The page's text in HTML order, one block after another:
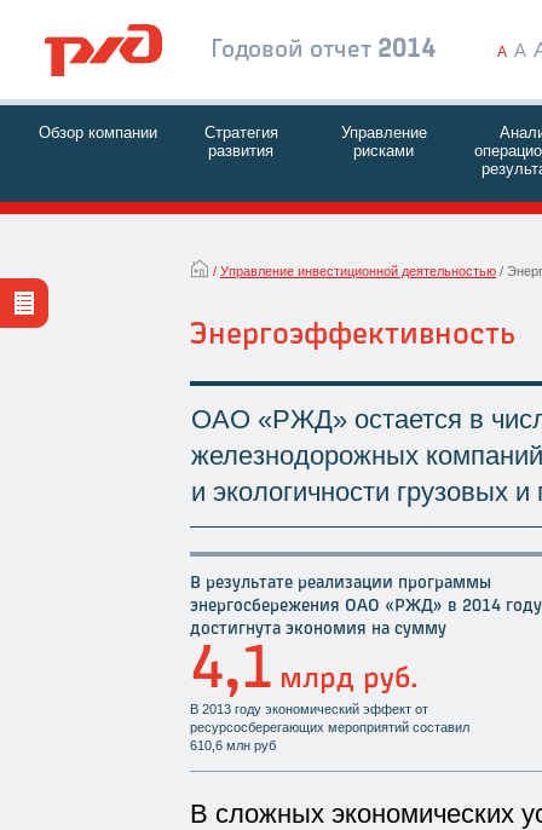
Годовой отчет 2014 A A
Обзор компании
Стратегия
развития
Управление
рисками
Управление инвестиционной деятельностью
Энергоэффективность
ОАО «РЖД» остается в
железнодорожных
и экологичности грузовых
В результате реализации программы
энергосбережения ОАО «РЖД» в 2014 году
достигнута экономия на сумму
4,1 млрд руб.
В 2013 году экономический эффект от
ресурсосберегающих мероприятий составил
610,6 млн руб
В сложных экономических